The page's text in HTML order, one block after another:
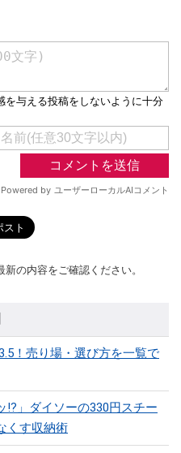
の内容をご確認ください。
！売り場・選び方を一覧で
!?」ダイソーの330円スチー
くす収納術